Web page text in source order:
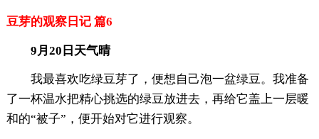
豆芽的观察日记 篇6
9月20日天气晴
我最喜欢吃绿豆芽了，便想自己泡一盆绿豆。我准备
了一杯温水把精心挑选的绿豆放进去，再给它盖上一层暖
和的“被子”，便开始对它进行观察。